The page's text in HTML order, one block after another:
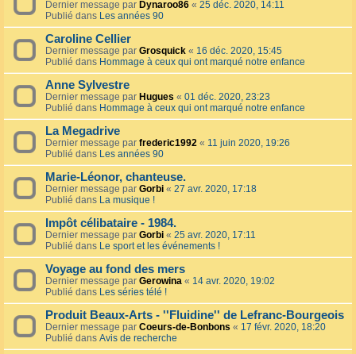
Dernier message par Dynaroo86 « 25 déc. 2020, 14:11
Publié dans Les années 90
Caroline Cellier
Dernier message par Grosquick « 16 déc. 2020, 15:45
Publié dans Hommage à ceux qui ont marqué notre enfance
Anne Sylvestre
Dernier message par Hugues « 01 déc. 2020, 23:23
Publié dans Hommage à ceux qui ont marqué notre enfance
La Megadrive
Dernier message par frederic1992 « 11 juin 2020, 19:26
Publié dans Les années 90
Marie-Léonor, chanteuse.
Dernier message par Gorbi « 27 avr. 2020, 17:18
Publié dans La musique !
Impôt célibataire - 1984.
Dernier message par Gorbi « 25 avr. 2020, 17:11
Publié dans Le sport et les événements !
Voyage au fond des mers
Dernier message par Gerowina « 14 avr. 2020, 19:02
Publié dans Les séries télé !
Produit Beaux-Arts - ''Fluidine'' de Lefranc-Bourgeois
Dernier message par Coeurs-de-Bonbons « 17 févr. 2020, 18:20
Publié dans Avis de recherche